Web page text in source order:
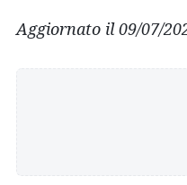
Aggiornato il 09/07/